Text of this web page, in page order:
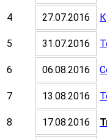
4 27.07.2016
5 31.07.2016
6 06.08.2016
7 13.08.2016
8 17.08.2016